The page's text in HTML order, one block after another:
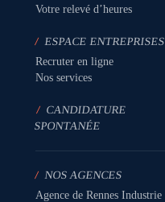
Votre relevé d’heures
/ ESPACE ENTREPRISES
Recruter en ligne
Nos services
/ CANDIDATURE
SPONTANÉE
/ NOS AGENCES
Agence de Rennes Industrie